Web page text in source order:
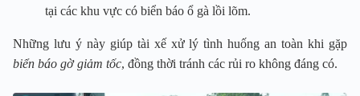
tại các khu vực có biển báo ổ gà lồi lõm.
Những lưu ý này giúp tài xế xử lý tình huống an toàn khi gặp
biển báo gờ giảm tốc, đồng thời tránh các rủi ro không đáng có.